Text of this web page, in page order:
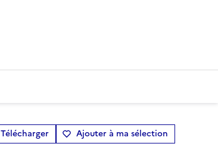
Télécharger Ajouter à ma sélection